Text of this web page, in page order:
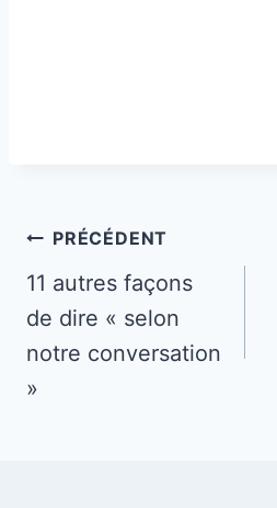
Navigation
de
l’article
PRÉCÉDENT
11 autres façons
de dire « selon
notre conversation
»